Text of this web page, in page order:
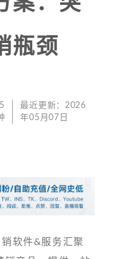
瓶颈
5
最近更新： 2026
年05月07日
软件&服务汇聚